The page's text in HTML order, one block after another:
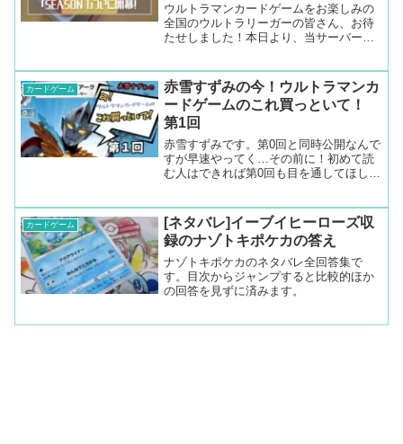
ウルトラマンカードゲームをお楽しみの
全国のウルトラリーガーの皆さん、お待
たせしました！本日より、当サーバー独
て可視化される、真剣勝負の場。 我こそ
はという強者の挑戦、...
カードゲーム
赤雪すずみの今！ウルトラマンカ
ードゲームのこれ買っといて！
第1回
赤雪すずみです。第0回と同時公開なんで
すが早速やってく…その前に！初めて読
む人はできれば第0回も目を通してほしい
も仕方ないくらいメビウスがめちゃくち
ゃ多いですね！！！全...
カードゲーム
[ネタバレ]イーブイヒーローズ収
録のナゾトキポケカの答え
ナゾトキポケカのネタバレ全回答集で
す。目次からジャンプすると比較的ほか
の回答を見ずに済みます。